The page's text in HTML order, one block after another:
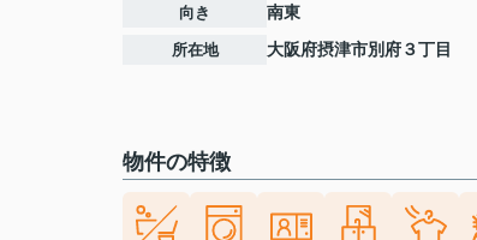
向き 南東
所在地 大阪府摂津市別府 ３丁目
物件の特徴